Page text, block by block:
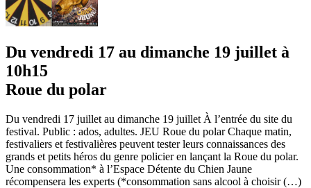
Du vendredi 17 au dimanche 19 juillet à
10h15
Roue du polar
Du vendredi 17 juillet au dimanche 19 juillet À l’entrée du site du
festival. Public : ados, adultes. JEU Roue du polar Chaque matin,
festivaliers et festivalières peuvent tester leurs connaissances des
grands et petits héros du genre policier en lançant la Roue du polar.
Une consommation* à l’Espace Détente du Chien Jaune
récompensera les experts (*consommation sans alcool à choisir (…)